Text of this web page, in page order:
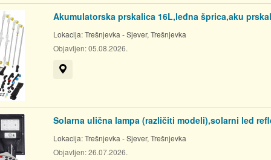
možete kliknuti na
ga želite
e-
na telefon
će se korisnik
Akumulatorska prskalica 16L,leđna šprica,aku
Lokacija:Trešnjevka - Sjever, Trešnjevka
Objavljen:05.08.2026.
Solarna ulična lampa (različiti modeli),solarni led
Lokacija:Trešnjevka - Sjever, Trešnjevka
Objavljen:26.07.2026.